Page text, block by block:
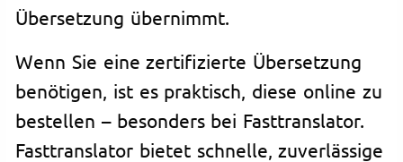
Übersetzung übernimmt.
Wenn Sie eine zertifizierte Übersetzung
benötigen, ist es praktisch, diese online zu
bestellen – besonders bei Fasttranslator.
Fasttranslator bietet schnelle, zuverlässige